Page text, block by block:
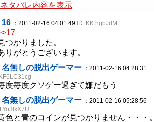
ネタバレ内容を表示
16 ：2011-02-16 04:01:49 ID:tKK.hgbJdM
つかりました。
りがとうございます。
名無しの脱出ゲーマー ：2011-02-16 04:28:31
度毎度クソゲー過ぎて嫌だもう
名無しの脱出ゲーマー ：2011-02-16 05:28:56
色と青のコインが見つかりません・・・。